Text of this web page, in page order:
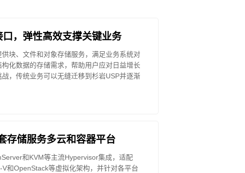
，弹性高效支撑关键业务
块、文件和对象存储服务，满足业务系统对
化数据的存储需求，帮助用户应对日益增长
，传统业务可以无缝迁移到杉岩USP并逐渐
存储服务多云和容器平台
和KVM等主流Hypervisor集成，适配
和OpenStack等虚拟化架构，并针对各平台